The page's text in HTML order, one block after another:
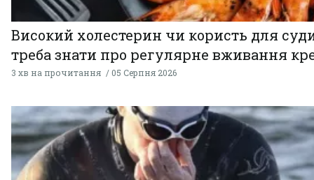
Високий холестерин чи користь для
треба знати про регулярне вживання
3 хв на прочитання 05 Серпня 2026